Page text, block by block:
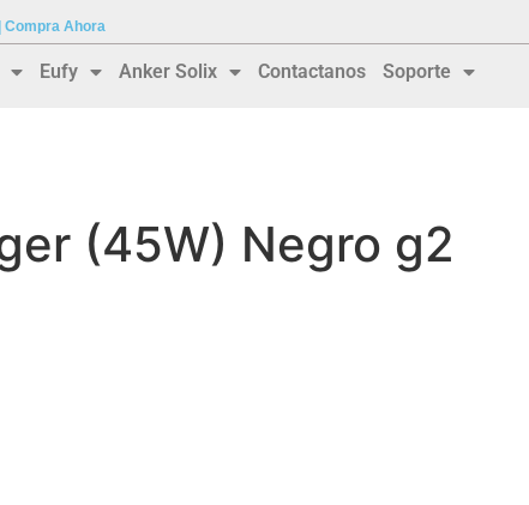
Compra Ahora
Eufy Anker Solix Contactanos Soporte
(45W) Negro g2